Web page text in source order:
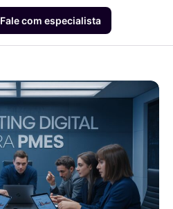
Fale com especialista